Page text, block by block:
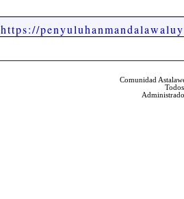
https://
Comunidad